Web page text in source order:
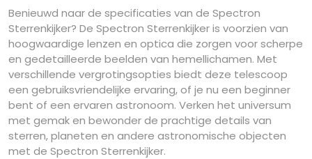
Benieuwd naar de specificaties van de Spectron
Sterrenkijker? De Spectron Sterrenkijker is voorzien van
hoogwaardige lenzen en optica die zorgen voor scherpe
en gedetailleerde beelden van hemellichamen. Met
verschillende vergrotingsopties biedt deze telescoop
een gebruiksvriendelijke ervaring, of je nu een beginner
bent of een ervaren astronoom. Verken het universum
met gemak en bewonder de prachtige details van
sterren, planeten en andere astronomische objecten
met de Spectron Sterrenkijker.